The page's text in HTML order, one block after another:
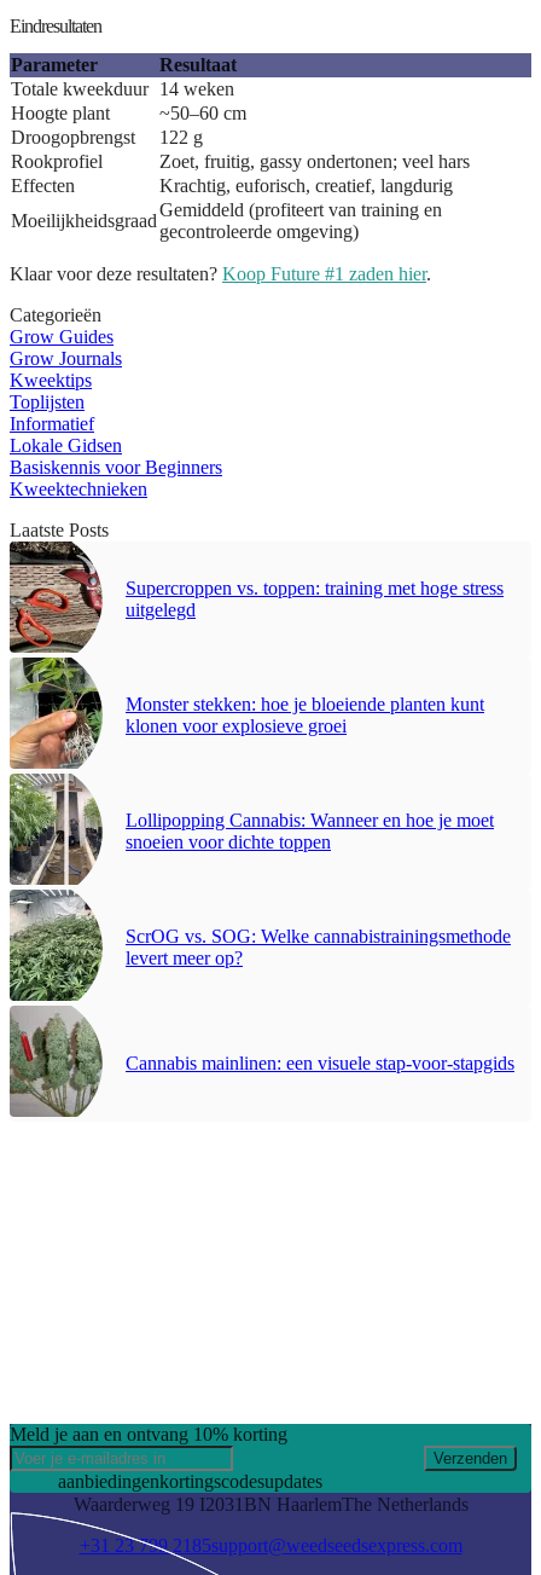
Eindresultaten
Parameter
Resultaat
Totale kweekduur 14 weken
Hoogte plant
~50–60 cm
Droogopbrengst
122 g
Rookprofiel
Zoet, fruitig, gassy ondertonen; veel hars
Effecten
Krachtig, euforisch, creatief, langdurig
Moeilijkheidsgraad
Gemiddeld (profiteert van training en
gecontroleerde omgeving)
Klaar voor deze resultaten? Koop Future #1 zaden hier.
Categorieën
Grow Guides
Grow Journals
Kweektips
Toplijsten
Informatief
Lokale Gidsen
Basiskennis voor Beginners
Kweektechnieken
Laatste Posts
Supercroppen vs. toppen: training met hoge stress
uitgelegd
Monster stekken: hoe je bloeiende planten kunt
klonen voor explosieve groei
Lollipopping Cannabis: Wanneer en hoe je moet
snoeien voor dichte toppen
ScrOG vs. SOG: Welke cannabistrainingsmethode
levert meer op?
Cannabis mainlinen: een visuele stap-voor-stapgids
Meld je aan en ontvang 10% korting
Verzenden
aanbiedingenkortingscodesupdates
Waarderweg 19 I2031BN HaarlemThe Netherlands
+31 23 799 2185support@weedseedsexpress.com